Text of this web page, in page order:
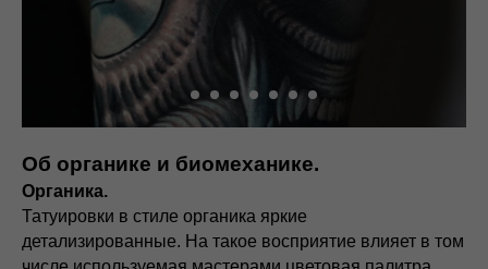
Об органике и биомеханике.
Органика.
Татуировки в стиле органика яркие
детализированные. На такое восприятие влияет в том